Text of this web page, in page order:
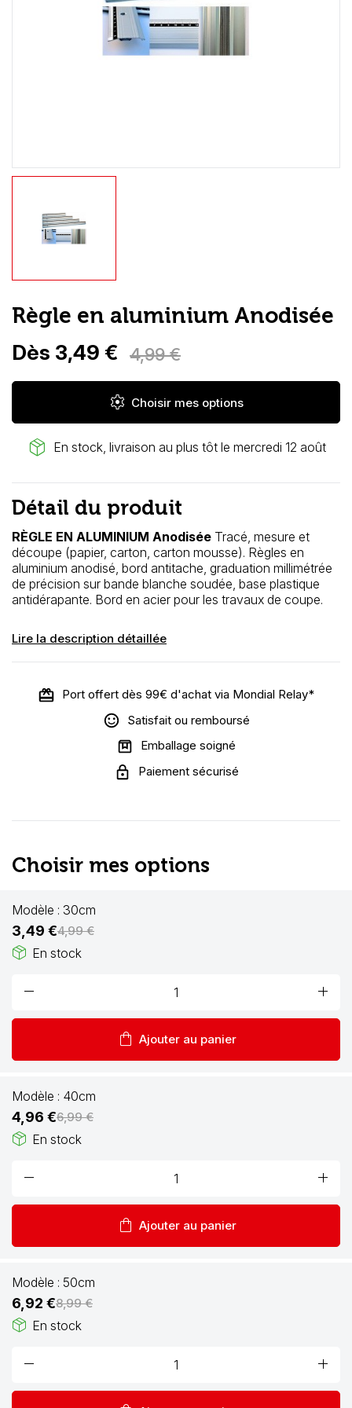
Coffrets & cadeaux
Règle en aluminium Anodisée
Dès 3,49 € 4,99 €
settings Choisir mes options
package_2 En stock, livraison au plus tôt le mercredi 12 août
Détail du produit
RÈGLE EN ALUMINIUM Anodisée Tracé, mesure et
découpe (papier, carton, carton mousse). Règles en
aluminium anodisé, bord antitache, graduation millimétrée
de précision sur bande blanche soudée, base plastique
antidérapante. Bord en acier pour les travaux de coupe.
Lire la description détaillée
Port offert dès 99€ d'achat via Mondial Relay*
Satisfait ou remboursé
Emballage soigné
Paiement sécurisé
Choisir mes options
Modèle : 30cm
3,49 €4,99 €
package_2 En stock
remove add
shopping_bag Ajouter au panier
Modèle : 40cm
4,96 €6,99 €
package_2 En stock
remove add
shopping_bag Ajouter au panier
Modèle : 50cm
6,92 €8,99 €
package_2 En stock
remove add